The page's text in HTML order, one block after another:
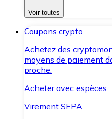
Voir toutes
Coupons crypto
Achetez des
moyens de paiement
proche.
Acheter avec espèces
Virement SEPA